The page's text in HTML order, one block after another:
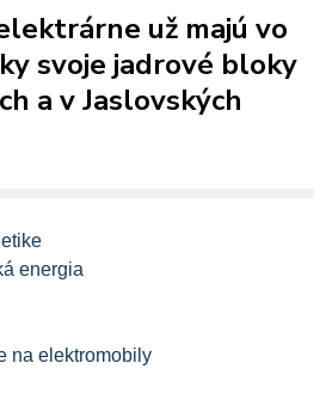
už majú vo
svoje jadrové bloky
a v Jaslovských
energia
na elektromobily